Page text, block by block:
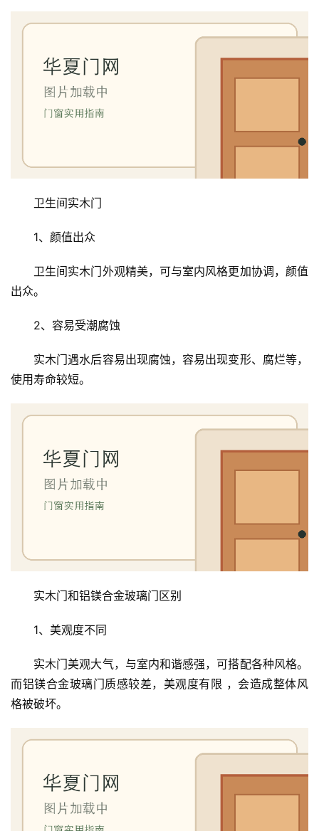
间
门
卫生间实木门
1、颜值出众
卫生间实木门外观精美，可与室内风格更加协调，颜值
出众。
2、容易受潮腐蚀
实木门遇水后容易出现腐蚀，容易出现变形、腐烂等，
使用寿命较短。
实木门和铝镁合金玻璃门区别
1、美观度不同
实木门美观大气，与室内和谐感强，可搭配各种风格。
而铝镁合金玻璃门质感较差，美观度有限 ，会造成整体风
格被破坏。